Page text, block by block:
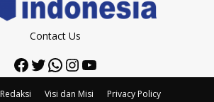
Contact Us
Facebook
Twitter
WhatsApp
Instagram
YouTube
Redaksi Visi dan Misi Privacy Policy